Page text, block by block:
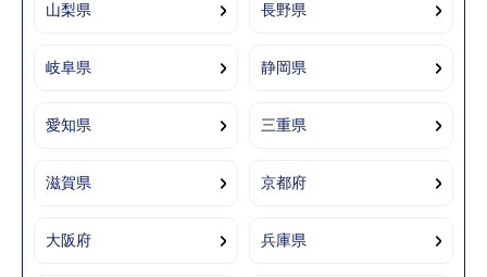
山梨県 長野県
岐阜県 静岡県
愛知県 三重県
滋賀県 京都府
大阪府 兵庫県